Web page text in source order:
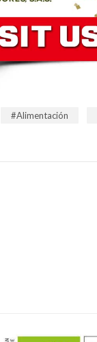
Alimentación